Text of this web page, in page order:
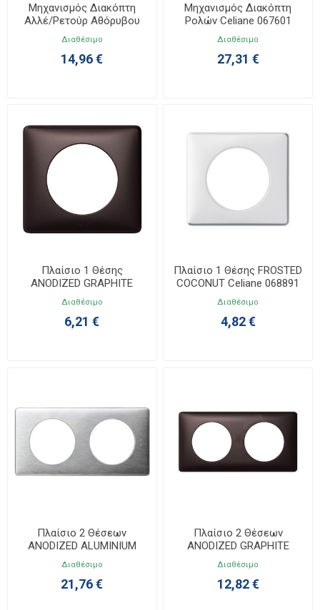
Μηχανισμός Διακόπτη
Αλλέ/Ρετούρ Αθόρυβου
Celiane 067013
Διαθέσιμο
14,96 €
Μηχανισμός Διακόπτη
Ρολών Celiane 067601
Διαθέσιμο
27,31 €
Πλαίσιο 1 Θέσης
ANODIZED GRAPHITE
Celiane 068931
Διαθέσιμο
6,21 €
Πλαίσιο 1 Θέσης FROSTED
COCONUT Celiane 068891
Διαθέσιμο
4,82 €
Πλαίσιο 2 Θέσεων
ANODIZED ALUMINIUM
Celiane 068922
Διαθέσιμο
21,76 €
Πλαίσιο 2 Θέσεων
ANODIZED GRAPHITE
Celiane 068932
Διαθέσιμο
12,82 €